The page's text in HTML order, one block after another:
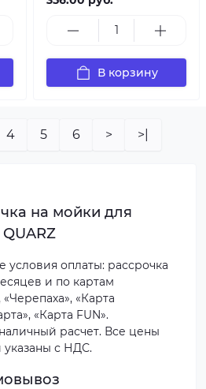
В корзину
4 5 6 > >|
на мойки для
условия оплаты: рассрочка
и по картам
«Карта
«Карта FUN».
расчет. Все цены
указаны с НДС.